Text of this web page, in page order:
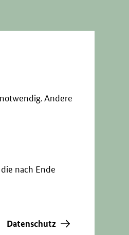
Andere
nach Ende
Datenschutz